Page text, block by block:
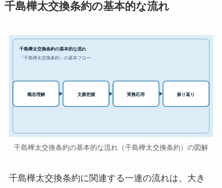
千島樺太交換条約の基本的な流れ
千島樺太交換条約の基本的な流れ
『千島樺太交換条約』の基本フロー
概念理解 文脈把握 実務応用 振り返り
千島樺太交換条約の基本的な流れ（千島樺太交換条約）の図解
千島樺太交換条約に関連する一連の流れは、大き